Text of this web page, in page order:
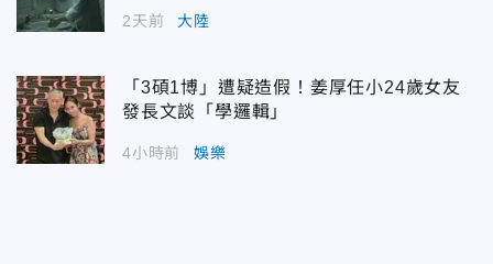
2天前 大陸
「3碩1博」遭疑造假！姜厚任小24歲女友
發長文談「學邏輯」
4小時前 娛樂